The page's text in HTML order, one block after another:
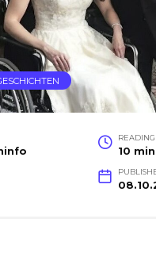
READING
10 min